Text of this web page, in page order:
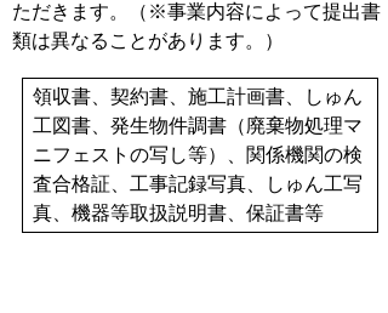
ただきます。（※事業内容によって提出書
類は異なることがあります。）
領収書、契約書、施工計画書、しゅん
工図書、発生物件調書（廃棄物処理マ
ニフェストの写し等）、関係機関の検
査合格証、工事記録写真、しゅん工写
真、機器等取扱説明書、保証書等